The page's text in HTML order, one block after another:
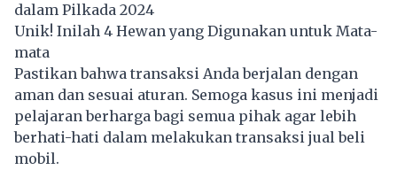
dalam Pilkada 2024
Unik! Inilah 4 Hewan yang Digunakan untuk Mata-
mata
Pastikan bahwa transaksi Anda berjalan dengan
aman dan sesuai aturan. Semoga kasus ini menjadi
pelajaran berharga bagi semua pihak agar lebih
berhati-hati dalam melakukan transaksi jual beli
mobil.